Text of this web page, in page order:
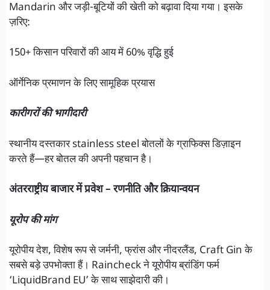
Mandarin और जड़ी-बूटियों की खेती को बढ़ावा दिया गया। इसके
ज़रिए:
150+ किसान परिवारों की आय में 60% वृद्धि हुई
ऑर्गेनिक प्रमाणन के लिए सामूहिक प्रयास
कारीगरों की भागीदारी
स्थानीय दस्तकार stainless steel बोतलों के ग्राफिक्स डिज़ाइन
करते हैं—हर बोतल की अपनी पहचान है।
अंतरराष्ट्रीय बाजार में प्रवेश – रणनीति और क्रियान्वयन
यूरोप की मांग
यूरोपीय देश, विशेष रूप से जर्मनी, फ्रांस और नीदरलैंड, Craft Gin के
सबसे बड़े उपभोक्ता हैं। Raincheck ने यूरोपीय ब्रांडिंग फर्म
‘LiquidBrand EU’ के साथ साझेदारी की।